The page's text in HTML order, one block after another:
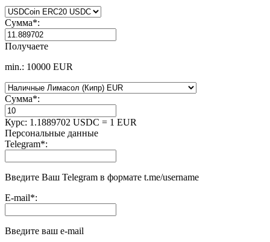
Сумма*:
Получаете
min.: 10000 EUR
Сумма*:
Курс: 1.1889702 USDC = 1 EUR
Персональные данные
Telegram*:
Введите Ваш Telegram в формате t.me/username
E-mail*:
Введите ваш e-mail